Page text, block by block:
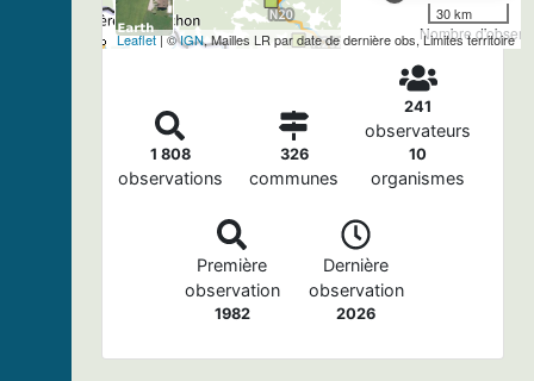
Nombre
30 km
Leaflet| ©IGN, Mailles LR par date de dernière obs, Limites territoire
1 808
observations
326
communes
241
observateurs
10
organismes
Première
observation
1982
Dernière
observation
2026